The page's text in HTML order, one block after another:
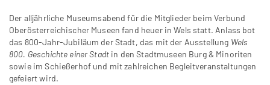
Der alljährliche Museumsabend für die Mitglieder beim Verbund
Oberösterreichischer Museen fand heuer in Wels statt. Anlass bot
das 800-Jahr-Jubiläum der Stadt, das mit der Ausstellung Wels
800. Geschichte einer Stadt in den Stadtmuseen Burg & Minoriten
sowie im Schießerhof und mit zahlreichen Begleitveranstaltungen
gefeiert wird.